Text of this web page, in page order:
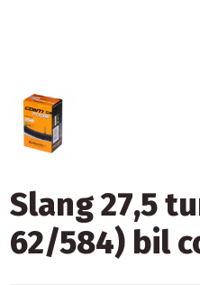
Slang 27,5
62/584) bil